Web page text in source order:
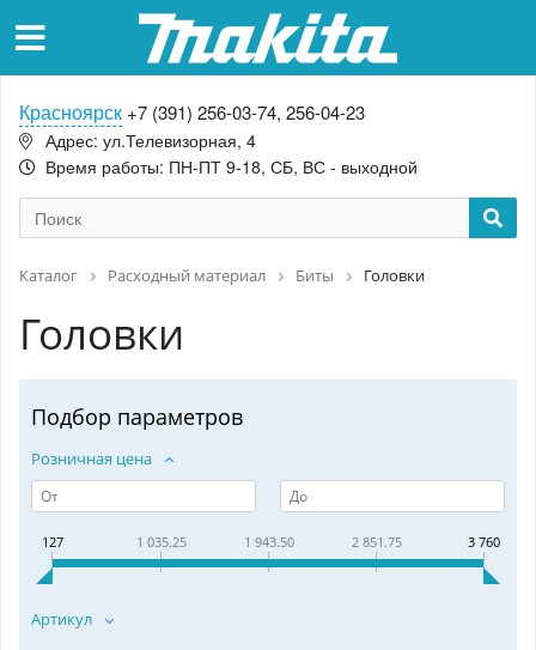
Красноярск +7 (391) 256-03-74, 256-04-23
Адрес: ул.Телевизорная, 4
Время работы: ПН-ПТ 9-18, СБ, ВС - выходной
Каталог Расходный материал Биты Головки
Головки
Подбор параметров
Розничная цена
127 1 035.25 1 943.50 2 851.75 3 760
Артикул